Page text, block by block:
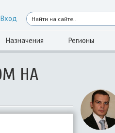
Вход
Назначения Регионы
НА